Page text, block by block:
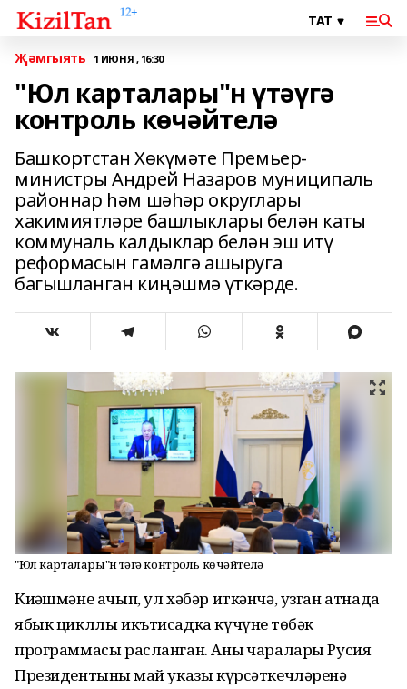
Җәмгыять 1 ИЮНЯ , 16:30
"Юл карталары"н үтәүгә
контроль көчәйтелә
Башкортстан Хөкүмәте Премьер-
министры Андрей Назаров муниципаль
районнар һәм шәһәр округлары
хакимиятләре башлыклары белән каты
коммуналь калдыклар белән эш итү
реформасын гамәлгә ашыруга
багышланган киңәшмә үткәрде.
"Юл карталары"н үтәүгә контроль көчәйтелә
Киңәшмәне ачып, ул хәбәр иткәнчә, узган атнада
ябык цикллы икътисадка күчүнең төбәк
программасы расланган. Аның чаралары Русия
Президентының май указы күрсәткечләренә